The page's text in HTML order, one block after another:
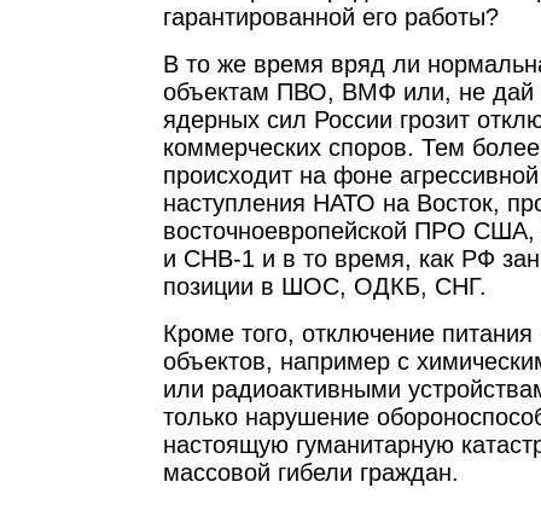
гарантированной его работы?
В то же время вряд ли
объектам ПВО, ВМФ или, не дай
ядерных сил России грозит
коммерческих споров. Тем
происходит на фоне
наступления НАТО на Восток,
восточноевропейской ПРО
и СНВ-1 и в то время, как РФ
позиции в ШОС, ОДКБ, СНГ.
Кроме того, отключение
объектов, например с
или радиоактивными
только нарушение
настоящую гуманитарную
массовой гибели граждан.